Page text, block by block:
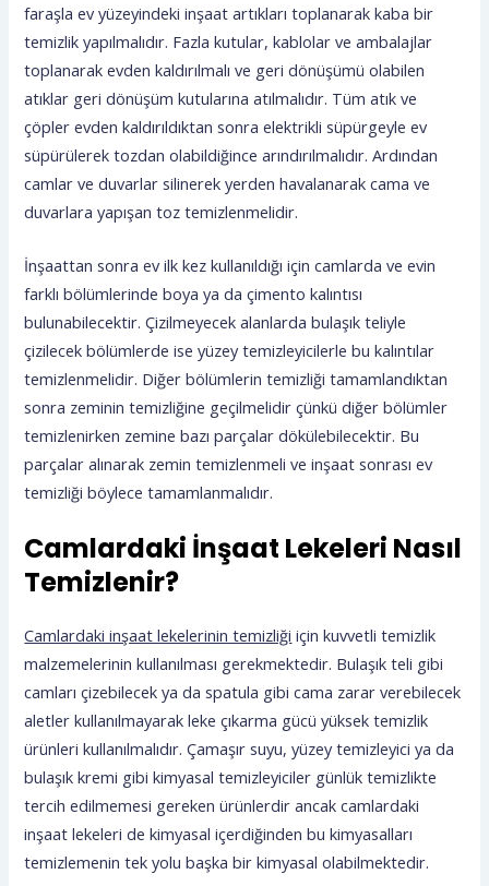
faraşla ev yüzeyindeki inşaat artıkları toplanarak kaba bir
temizlik yapılmalıdır. Fazla kutular, kablolar ve ambalajlar
toplanarak evden kaldırılmalı ve geri dönüşümü olabilen
atıklar geri dönüşüm kutularına atılmalıdır. Tüm atık ve
çöpler evden kaldırıldıktan sonra elektrikli süpürgeyle ev
süpürülerek tozdan olabildiğince arındırılmalıdır. Ardından
camlar ve duvarlar silinerek yerden havalanarak cama ve
duvarlara yapışan toz temizlenmelidir.
İnşaattan sonra ev ilk kez kullanıldığı için camlarda ve evin
farklı bölümlerinde boya ya da çimento kalıntısı
bulunabilecektir. Çizilmeyecek alanlarda bulaşık teliyle
çizilecek bölümlerde ise yüzey temizleyicilerle bu kalıntılar
temizlenmelidir. Diğer bölümlerin temizliği tamamlandıktan
sonra zeminin temizliğine geçilmelidir çünkü diğer bölümler
temizlenirken zemine bazı parçalar dökülebilecektir. Bu
parçalar alınarak zemin temizlenmeli ve inşaat sonrası ev
temizliği böylece tamamlanmalıdır.
Camlardaki İnşaat Lekeleri Nasıl
Temizlenir?
Camlardaki inşaat lekelerinin temizliği için kuvvetli temizlik
malzemelerinin kullanılması gerekmektedir. Bulaşık teli gibi
camları çizebilecek ya da spatula gibi cama zarar verebilecek
aletler kullanılmayarak leke çıkarma gücü yüksek temizlik
ürünleri kullanılmalıdır. Çamaşır suyu, yüzey temizleyici ya da
bulaşık kremi gibi kimyasal temizleyiciler günlük temizlikte
tercih edilmemesi gereken ürünlerdir ancak camlardaki
inşaat lekeleri de kimyasal içerdiğinden bu kimyasalları
temizlemenin tek yolu başka bir kimyasal olabilmektedir.